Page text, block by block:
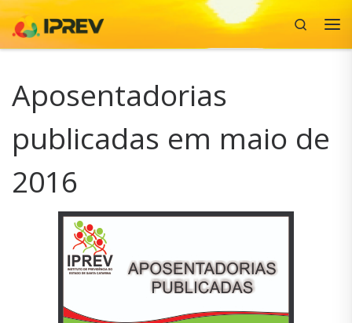
Skip to content
Search
Aposentadorias
publicadas em maio de
2016